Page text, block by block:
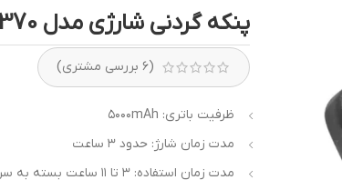
پنکه گردنی شارژی مدل PANERGY HF370
(۶ بررسی مشتری)
ظرفیت باتری: ۵۰۰۰mAh
مدت زمان شارژ: حدود ۳ ساعت
مدت زمان استفاده: ۳ تا ۱۱ ساعت بسته به سرعت انتخابی